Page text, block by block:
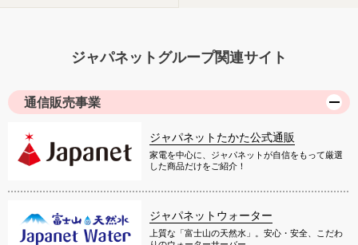
ジャパネットグループ関連サイト
通信販売事業
ジャパネットたかた公式通販
家電を中心に、ジャパネットが自信をもって厳選
した商品だけをご紹介！
ジャパネットウォーター
上質な「富士山の天然水」。安心・安全、こだわ